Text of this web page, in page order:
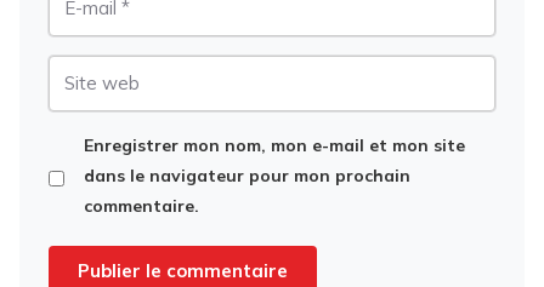
Enregistrer mon nom, mon e-mail et mon site
dans le navigateur pour mon prochain
commentaire.